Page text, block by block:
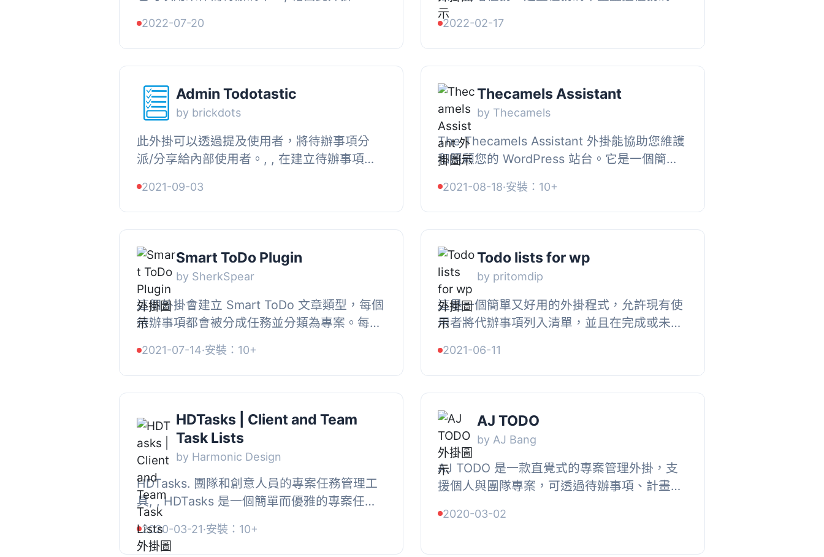
有多項任務，而任務也可以擁...
2022-07-20
單。, 免費功能, – 文章類型中新增 – 在文章、
頁面和屬性中新增 Todo 自訂...
2022-02-17
Admin Todotastic
by brickdots
此外掛可以透過提及使用者，將待辦事項分
派/分享給內部使用者。, , 在建立待辦事項
使用者，以分派待辦事項給同事。,...
2021-09-03
Thecamels Assistant
by Thecamels
The Thecamels Assistant 外掛能協助您維護
和照顧您的 WordPress 站台。它是一個簡單
的網站正常運作。, 這個外掛包...
2021-08-18·安裝：10+
Smart ToDo Plugin
by SherkSpear
這個外掛會建立 Smart ToDo 文章類型，每個
待辦事項都會被分成任務並分類為專案。每個
Smart ToDo 文章類型的分類...
2021-07-14·安裝：10+
Todo lists for wp
by pritomdip
這是一個簡單又好用的外掛程式，允許現有使
用者將代辦事項列入清單，並且在完成或未完
工具，也可以透過簡碼嵌入。...
2021-06-11
HDTasks | Client and Team
Task Lists
by Harmonic Design
HDTasks. 團隊和創意人員的專案任務管理工
具, , HDTasks 是一個簡單而優雅的專案任務
管理器，適用於創意人員和團隊。您可以輕鬆
地創建無限數量的專案，並與客...
2020-03-21·安裝：10+
AJ TODO
by AJ Bang
AJ TODO 是一款直覺式的專案管理外掛，支
援個人與團隊專案，可透過待辦事項、計畫看
管理工作進度。, , 【主要功能...
2020-03-02